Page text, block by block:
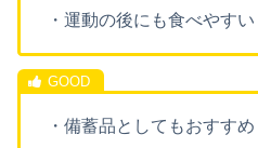
・運動の後にも食べやすい
・備蓄品としてもおすすめ